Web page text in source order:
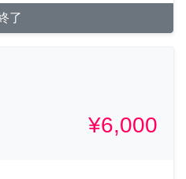
了
¥6,000